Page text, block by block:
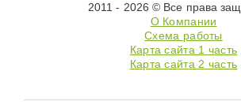
2011 - 2026 © Все права
О Компании
Схема работы
Карта сайта 1 часть
Карта сайта 2 часть